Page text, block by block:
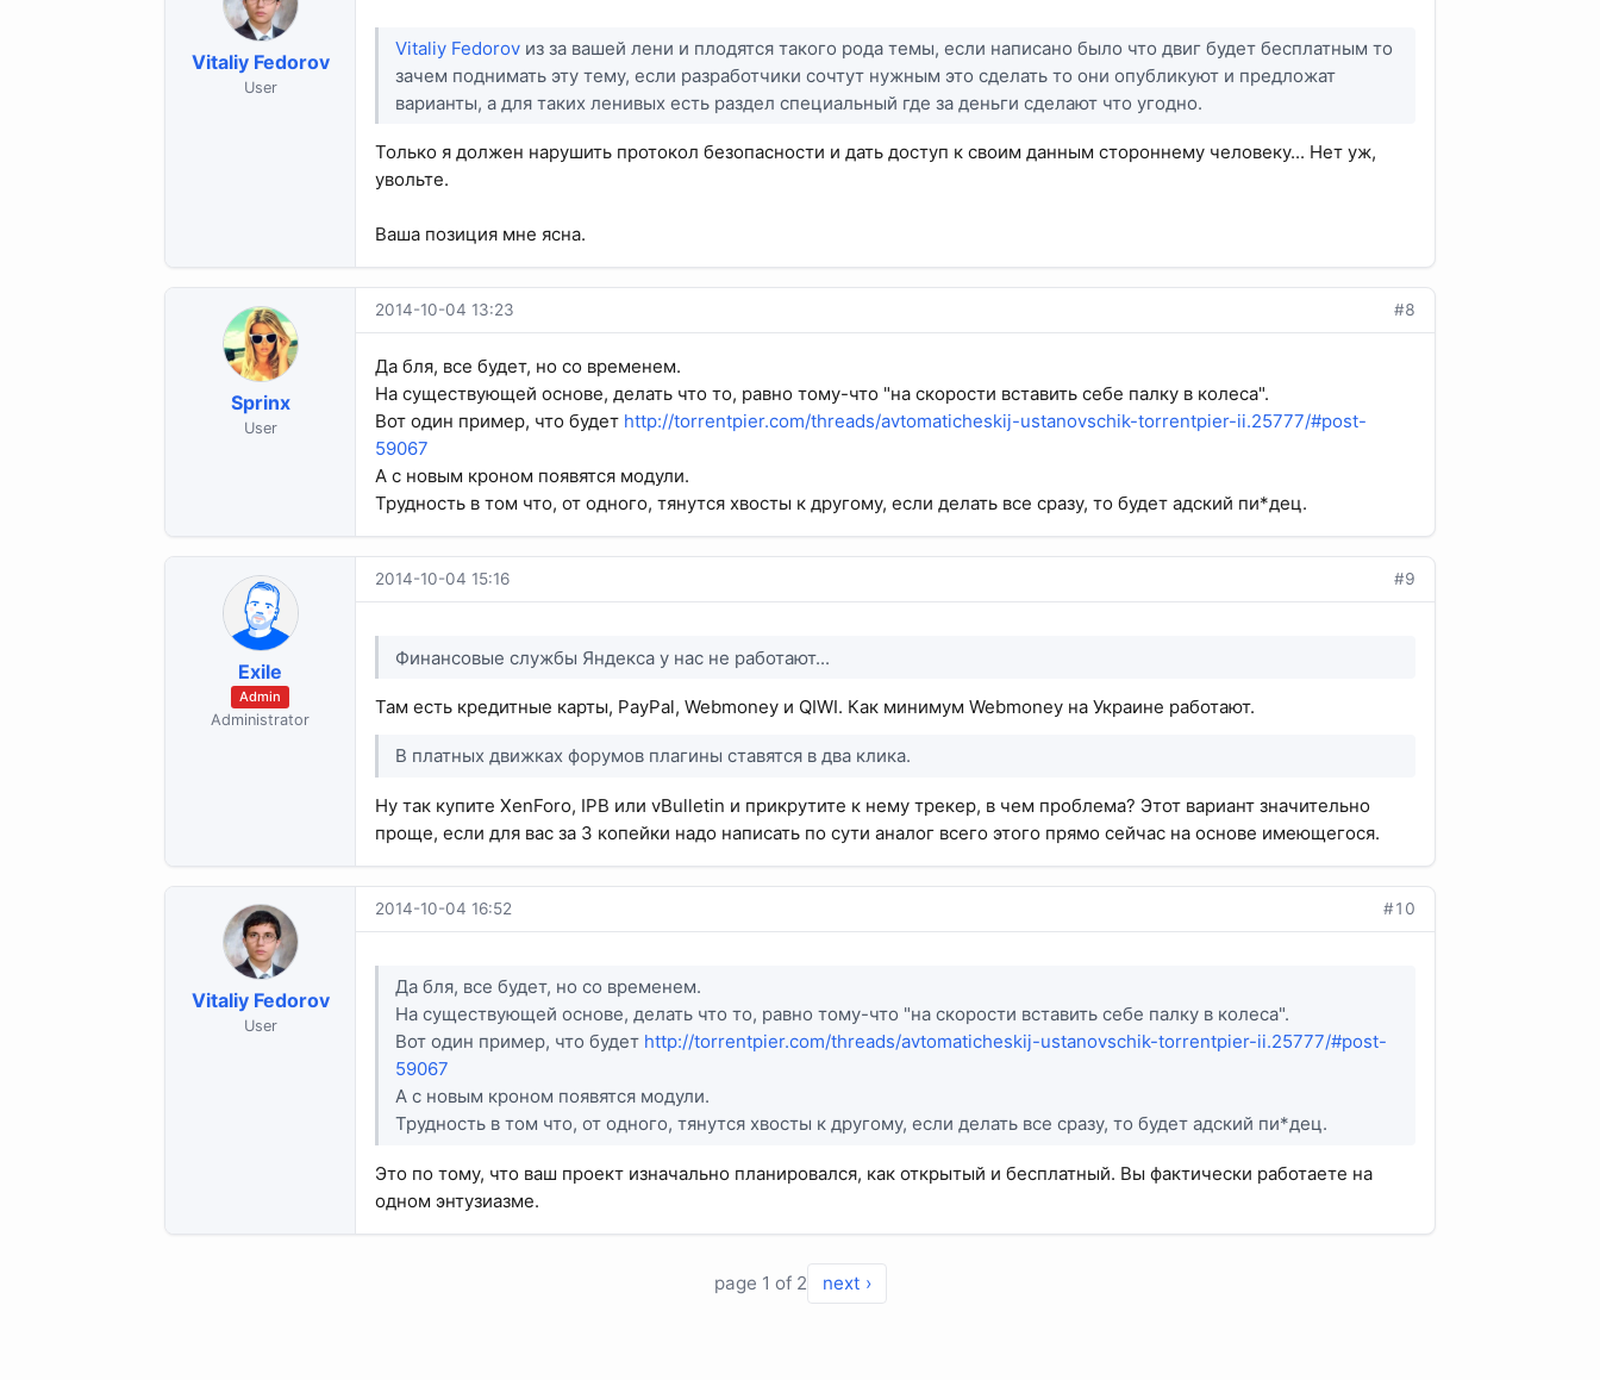
Vitaliy Fedorov
User
Vitaliy Fedorov из за вашей лени и плодятся такого рода темы, если написано было что двиг будет бесплатным то
зачем поднимать эту тему, если разработчики сочтут нужным это сделать то они опубликуют и предложат
варианты, а для таких ленивых есть раздел специальный где за деньги сделают что угодно.
Только я должен нарушить протокол безопасности и дать доступ к своим данным стороннему человеку... Нет уж,
увольте.
Ваша позиция мне ясна.
Sprinx
User
2014-10-04 13:23 #8
Да бля, все будет, но со временем.
На существующей основе, делать что то, равно тому-что "на скорости вставить себе палку в колеса".
Вот один пример, что будет http://torrentpier.com/threads/avtomaticheskij-ustanovschik-torrentpier-ii.25777/#post-
59067
А с новым кроном появятся модули.
Трудность в том что, от одного, тянутся хвосты к другому, если делать все сразу, то будет адский пи*дец.
Exile
Admin
Administrator
2014-10-04 15:16 #9
Финансовые службы Яндекса у нас не работают...
Там есть кредитные карты, PayPal, Webmoney и QIWI. Как минимум Webmoney на Украине работают.
В платных движках форумов плагины ставятся в два клика.
Ну так купите XenForo, IPB или vBulletin и прикрутите к нему трекер, в чем проблема? Этот вариант значительно
проще, если для вас за 3 копейки надо написать по сути аналог всего этого прямо сейчас на основе имеющегося.
Vitaliy Fedorov
User
2014-10-04 16:52 #10
Да бля, все будет, но со временем.
На существующей основе, делать что то, равно тому-что "на скорости вставить себе палку в колеса".
Вот один пример, что будет http://torrentpier.com/threads/avtomaticheskij-ustanovschik-torrentpier-ii.25777/#post-
59067
А с новым кроном появятся модули.
Трудность в том что, от одного, тянутся хвосты к другому, если делать все сразу, то будет адский пи*дец.
Это по тому, что ваш проект изначально планировался, как открытый и бесплатный. Вы фактически работаете на
одном энтузиазме.
page 1 of 2 next ›